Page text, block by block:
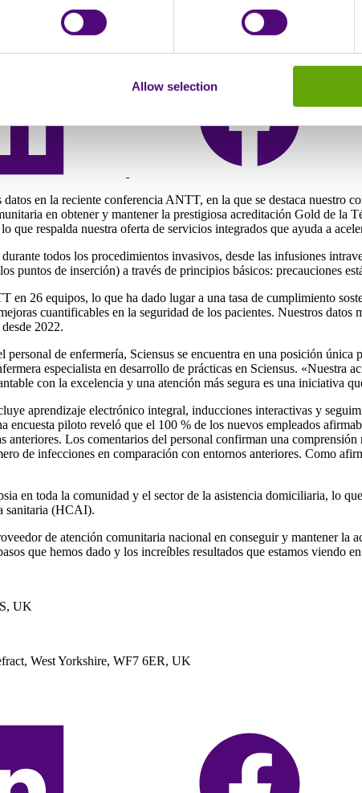
Allow selection
en la reciente conferencia ANTT, en la que se destaca nuestro
en obtener y mantener la prestigiosa acreditación Gold de
que respalda nuestra oferta de servicios integrados que ayuda a
todos los procedimientos invasivos, desde las infusiones
puntos de inserción) a través de principios básicos: precauciones
en 26 equipos, lo que ha dado lugar a una tasa de cumplimiento
cuantificables en la seguridad de los pacientes. Nuestros
2022.
de enfermería, Sciensus se encuentra en una posición
especialista en desarrollo de prácticas en Sciensus.
con la excelencia y una atención más segura es una iniciativa
aprendizaje electrónico integral, inducciones interactivas y
encuesta piloto reveló que el 100 % de los nuevos empleados
Los comentarios del personal confirman una
de infecciones en comparación con entornos anteriores. Como
en toda la comunidad y el sector de la asistencia domiciliaria, lo
sanitaria (HCAI).
de atención comunitaria nacional en conseguir y mantener la
que hemos dado y los increíbles resultados que estamos viendo
UK
West Yorkshire, WF7 6ER, UK